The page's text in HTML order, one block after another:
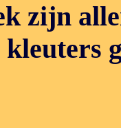
zijn